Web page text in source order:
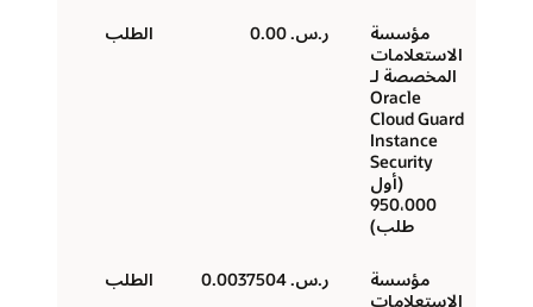
مؤسسة
الاستعلامات
المخصصة لـ
Oracle
Cloud Guard
Instance
Security
(أول
950،000
طلب)
ر.س.‏ 0.00 الطلب
مؤسسة
الاستعلامات
ر.س.‏ 0.0037504 الطلب